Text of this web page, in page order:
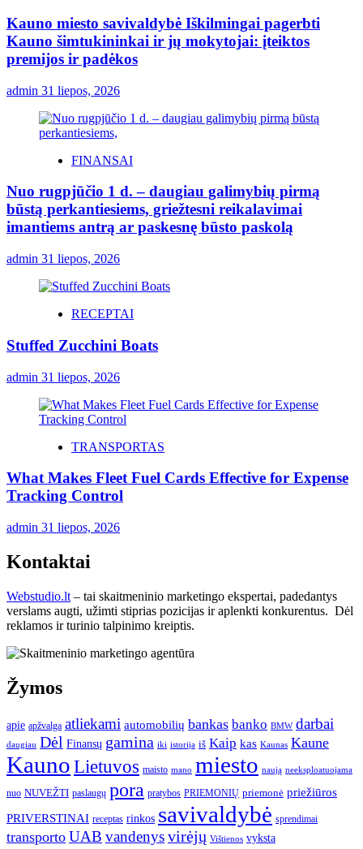
Kauno miesto savivaldybė Iškilmingai pagerbti
Kauno šimtukininkai ir jų mokytojai: įteiktos
premijos ir padėkos
admin 31 liepos, 2026
FINANSAI
Nuo rugpjūčio 1 d. – daugiau galimybių pirmą
būstą perkantiesiems, griežtesni reikalavimai
imantiems antrą ar paskesnę būsto paskolą
admin 31 liepos, 2026
RECEPTAI
Stuffed Zucchini Boats
admin 31 liepos, 2026
TRANSPORTAS
What Makes Fleet Fuel Cards Effective for Expense
Tracking Control
admin 31 liepos, 2026
Kontaktai
Webstudio.lt – tai skaitmeninio marketingo ekspertai, padedantys
verslams augti, užimti stiprias pozicijas ir aplenkti konkurentus. Dėl
reklamos ir turinio talpinimo kreiptis.
Žymos
apie apžvalga atliekami automobilių bankas banko BMW darbai
daugiau Dėl Finansų gamina iki istorija iš Kaip kas Kaunas Kaune
KaunoLietuvos maisto mano miesto naują neeksploatuojama
nuo NUVEŽTI paslaugų pora pratybos PRIEMONIŲ priemonė priežiūros
PRIVERSTINAI receptas rinkos savivaldybė sprendimai
transporto UAB vandenysvirėjų Vištienos vyksta